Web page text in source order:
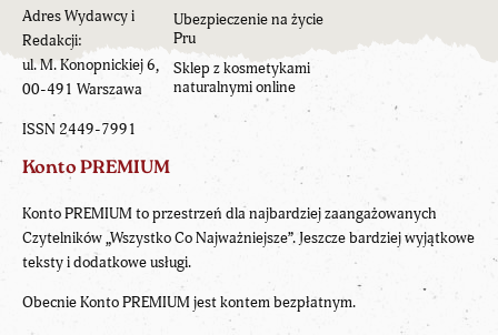
Adres Wydawcy i
Redakcji:
ul. M. Konopnickiej 6,
00-491 Warszawa
ISSN 2449-7991
Ubezpieczenie na życie
Pru
Sklep z kosmetykami
naturalnymi online
Konto PREMIUM
Konto PREMIUM to przestrzeń dla najbardziej zaangażowanych
Czytelników „Wszystko Co Najważniejsze”. Jeszcze bardziej wyjątkowe
teksty i dodatkowe usługi.
Obecnie Konto PREMIUM jest kontem bezpłatnym.